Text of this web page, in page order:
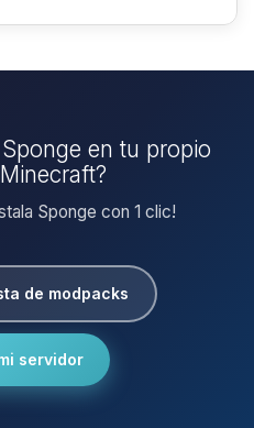
en tu propio
Sponge con 1 clic!
de modpacks
servidor